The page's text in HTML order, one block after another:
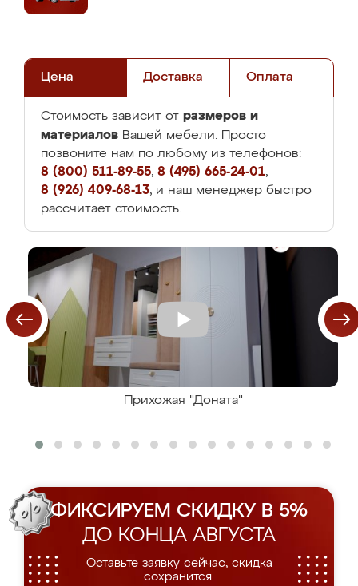
Цена Доставка Оплата
Стоимость зависит от размеров и
материалов Вашей мебели. Просто
позвоните нам по любому из телефонов:
8 (800) 511-89-55, 8 (495) 665-24-01,
8 (926) 409-68-13, и наш менеджер быстро
рассчитает стоимость.
Прихожая "Доната"
ФИКСИРУЕМ СКИДКУ В 5%
ДО КОНЦА АВГУСТА
Оставьте заявку сейчас, скидка
сохранится.